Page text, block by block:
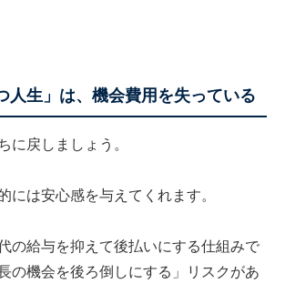
人生」は、機会費用を失っている
に戻しましょう。
には安心感を与えてくれます。
の給与を抑えて後払いにする仕組みで
の機会を後ろ倒しにする」リスクがあ